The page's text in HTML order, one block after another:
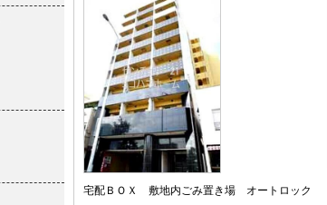
宅配ＢＯＸ 敷地内ごみ置き場 オートロック